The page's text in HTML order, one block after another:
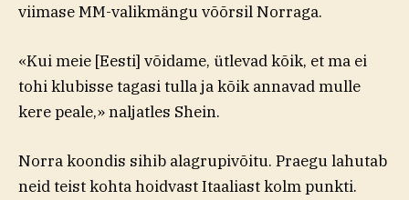
viimase MM-valikmängu võõrsil Norraga.
«Kui meie [Eesti] võidame, ütlevad kõik, et ma ei
tohi klubisse tagasi tulla ja kõik annavad mulle
kere peale,» naljatles Shein.
Norra koondis sihib alagrupivõitu. Praegu lahutab
neid teist kohta hoidvast Itaaliast kolm punkti.